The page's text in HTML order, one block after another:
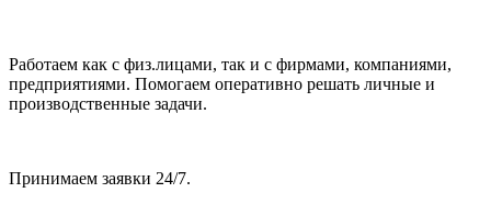
Работаем как с физ.лицами, так и с фирмами, компаниями,
предприятиями. Помогаем оперативно решать личные и
производственные задачи.
Принимаем заявки 24/7.